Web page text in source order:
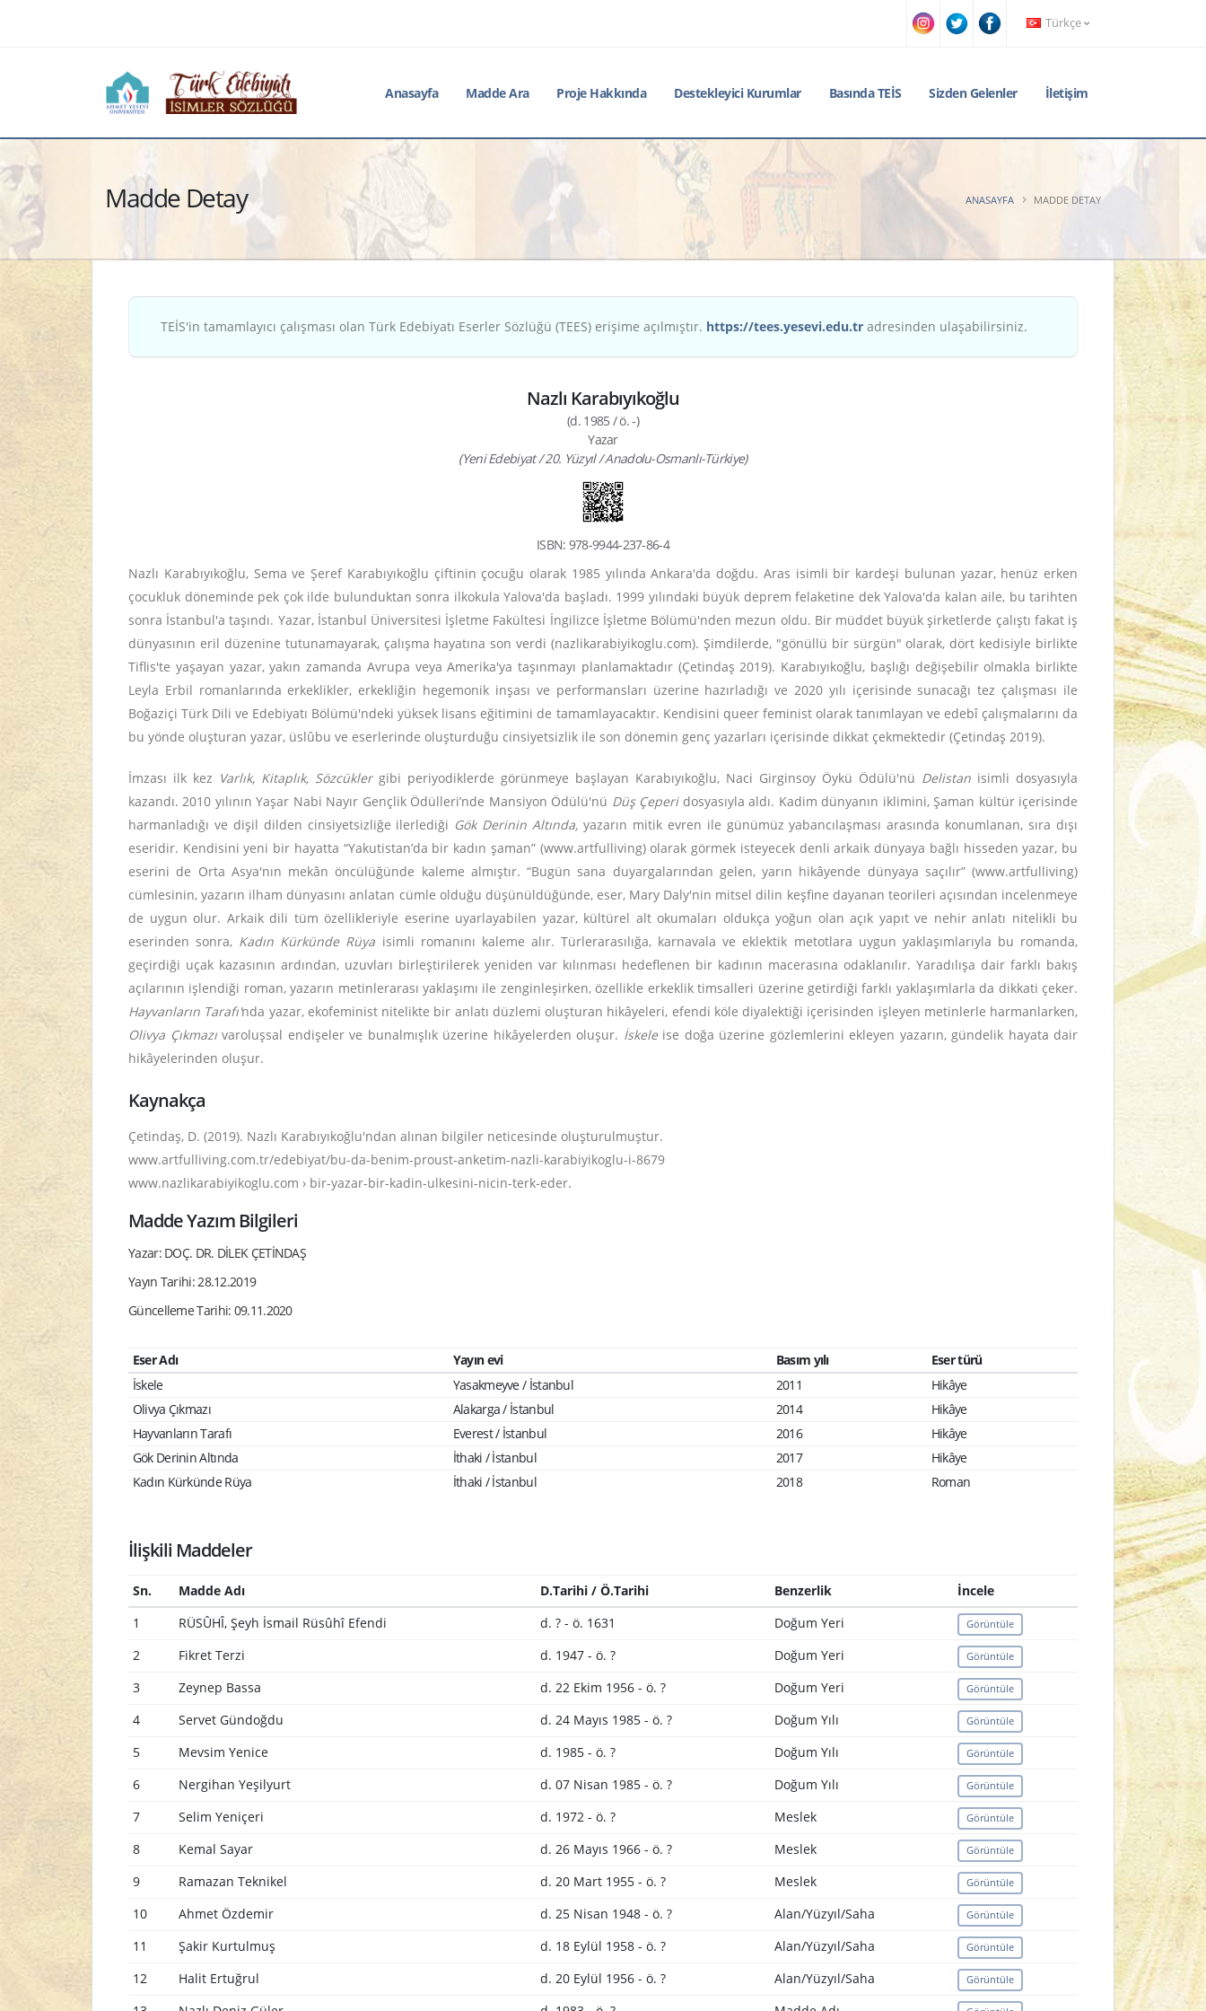
Türkçe
Anasayfa Madde Ara Proje Hakkında Destekleyici Kurumlar Basında TEİS Sizden Gelenler İletişim
Madde Detay ANASAYFA MADDE DETAY
TEİS'in tamamlayıcı çalışması olan Türk Edebiyatı Eserler Sözlüğü (TEES) erişime açılmıştır. https://tees.yesevi.edu.tr adresinden ulaşabilirsiniz.
Nazlı Karabıyıkoğlu
(d. 1985 / ö. -)
Yazar
(Yeni Edebiyat / 20. Yüzyıl / Anadolu-Osmanlı-Türkiye)
ISBN: 978-9944-237-86-4
Nazlı Karabıyıkoğlu, Sema ve Şeref Karabıyıkoğlu çiftinin çocuğu olarak 1985 yılında Ankara'da doğdu. Aras isimli bir kardeşi bulunan yazar, henüz erken
çocukluk döneminde pek çok ilde bulunduktan sonra ilkokula Yalova'da başladı. 1999 yılındaki büyük deprem felaketine dek Yalova'da kalan aile, bu tarihten
sonra İstanbul'a taşındı. Yazar, İstanbul Üniversitesi İşletme Fakültesi İngilizce İşletme Bölümü'nden mezun oldu. Bir müddet büyük şirketlerde çalıştı fakat iş
dünyasının eril düzenine tutunamayarak, çalışma hayatına son verdi (nazlikarabiyikoglu.com). Şimdilerde, "gönüllü bir sürgün" olarak, dört kedisiyle birlikte
Tiflis'te yaşayan yazar, yakın zamanda Avrupa veya Amerika'ya taşınmayı planlamaktadır (Çetindaş 2019). Karabıyıkoğlu, başlığı değişebilir olmakla birlikte
Leyla Erbil romanlarında erkeklikler, erkekliğin hegemonik inşası ve performansları üzerine hazırladığı ve 2020 yılı içerisinde sunacağı tez çalışması ile
Boğaziçi Türk Dili ve Edebiyatı Bölümü'ndeki yüksek lisans eğitimini de tamamlayacaktır. Kendisini queer feminist olarak tanımlayan ve edebî çalışmalarını da
bu yönde oluşturan yazar, üslûbu ve eserlerinde oluşturduğu cinsiyetsizlik ile son dönemin genç yazarları içerisinde dikkat çekmektedir (Çetindaş 2019).
İmzası ilk kez Varlık, Kitaplık, Sözcüklergibi periyodiklerde görünmeye başlayan Karabıyıkoğlu, Naci Girginsoy Öykü Ödülü'nü Delistan isimli dosyasıyla
kazandı. 2010 yılının Yaşar Nabi Nayır Gençlik Ödülleri’nde Mansiyon Ödülü'nü Düş Çeperidosyasıyla aldı. Kadim dünyanın iklimini, Şaman kültür içerisinde
harmanladığı ve dişil dilden cinsiyetsizliğe ilerlediği Gök Derinin Altında,yazarın mitik evren ile günümüz yabancılaşması arasında konumlanan, sıra dışı
eseridir. Kendisini yeni bir hayatta “Yakutistan’da bir kadın şaman” (www.artfulliving) olarak görmek isteyecek denli arkaik dünyaya bağlı hisseden yazar, bu
eserini de Orta Asya'nın mekân öncülüğünde kaleme almıştır. “Bugün sana duyargalarından gelen, yarın hikâyende dünyaya saçılır” (www.artfulliving)
cümlesinin, yazarın ilham dünyasını anlatan cümle olduğu düşünüldüğünde, eser, Mary Daly'nin mitsel dilin keşfine dayanan teorileri açısından incelenmeye
de uygun olur. Arkaik dili tüm özellikleriyle eserine uyarlayabilen yazar, kültürel alt okumaları oldukça yoğun olan açık yapıt ve nehir anlatı nitelikli bu
eserinden sonra, Kadın Kürkünde Rüya isimli romanını kaleme alır. Türlerarasılığa, karnavala ve eklektik metotlara uygun yaklaşımlarıyla bu romanda,
geçirdiği uçak kazasının ardından, uzuvları birleştirilerek yeniden var kılınması hedeflenen bir kadının macerasına odaklanılır. Yaradılışa dair farklı bakış
açılarının işlendiği roman, yazarın metinlerarası yaklaşımı ile zenginleşirken, özellikle erkeklik timsalleri üzerine getirdiği farklı yaklaşımlarla da dikkati çeker.
Hayvanların Tarafı'nda yazar, ekofeminist nitelikte bir anlatı düzlemi oluşturan hikâyeleri, efendi köle diyalektiği içerisinden işleyen metinlerle harmanlarken,
Olivya Çıkmazı varoluşsal endişeler ve bunalmışlık üzerine hikâyelerden oluşur. İskele ise doğa üzerine gözlemlerini ekleyen yazarın, gündelik hayata dair
hikâyelerinden oluşur.
Kaynakça
Çetindaş, D. (2019). Nazlı Karabıyıkoğlu'ndan alınan bilgiler neticesinde oluşturulmuştur.
www.artfulliving.com.tr/edebiyat/bu-da-benim-proust-anketim-nazli-karabiyikoglu-i-8679
www.nazlikarabiyikoglu.com › bir-yazar-bir-kadin-ulkesini-nicin-terk-eder.
Madde Yazım Bilgileri
Yazar: DOÇ. DR. DİLEK ÇETİNDAŞ
Yayın Tarihi: 28.12.2019
Güncelleme Tarihi: 09.11.2020
Eser Adı Yayın evi Basım yılı
Eser türü
İskele
Yasakmeyve / İstanbul 2011
Hikâye
Olivya Çıkmazı
Alakarga / İstanbul 2014
Hikâye
Hayvanların Tarafı
Everest / İstanbul 2016
Hikâye
Gök Derinin Altında
İthaki / İstanbul 2017
Hikâye
Kadın Kürkünde Rüya
İthaki / İstanbul 2018 Roman
İlişkili Maddeler
Sn. Madde Adı D.Tarihi / Ö.Tarihi Benzerlik
İncele
1
RÜSÛHÎ, Şeyh İsmail Rüsûhî Efendi d. ? - ö. 1631 Doğum Yeri Görüntüle
2 Fikret Terzi d. 1947 - ö. ? Doğum Yeri Görüntüle
3 Zeynep Bassa d. 22 Ekim 1956 - ö. ? Doğum Yeri Görüntüle
4 Servet Gündoğdu d. 24 Mayıs 1985 - ö. ? Doğum Yılı Görüntüle
5 Mevsim Yenice d. 1985 - ö. ? Doğum Yılı Görüntüle
6 Nergihan Yeşilyurt d. 07 Nisan 1985 - ö. ? Doğum Yılı Görüntüle
7 Selim Yeniçeri d. 1972 - ö. ? Meslek Görüntüle
8 Kemal Sayar d. 26 Mayıs 1966 - ö. ? Meslek Görüntüle
9 Ramazan Teknikel d. 20 Mart 1955 - ö. ? Meslek Görüntüle
10 Ahmet Özdemir d. 25 Nisan 1948 - ö. ? Alan/Yüzyıl/Saha Görüntüle
11 Şakir Kurtulmuş d. 18 Eylül 1958 - ö. ? Alan/Yüzyıl/Saha Görüntüle
12 Halit Ertuğrul d. 20 Eylül 1956 - ö. ? Alan/Yüzyıl/Saha Görüntüle